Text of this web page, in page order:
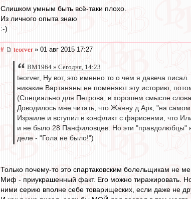
Слишком умным быть всё-таки плохо.
Из личного опыта знаю
:-)
# teorver» 01 авг 2015 17:27
BM1964 » Сегодня, 14:23
teorver, Ну вот, это именно то о чем я давеча
никакие Вартаняны не поменяют эту историю,
(Специально для Петрова, в хорошем смысле
Доводилось мне читать, что Жанну д Арк, "на
Израиле и вступил в конфликт с фарисеями, что
и не было 28 Панфиловцев. Но эти "правдолюбцы"
деле - "Гола не было!")
Только почему-то это спартаковским болельщикам не
Миф - приукрашенный факт. Его можно тиражировать.
ними серию вполне себе товарищеских, если даже не